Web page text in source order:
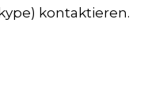
kontaktieren.